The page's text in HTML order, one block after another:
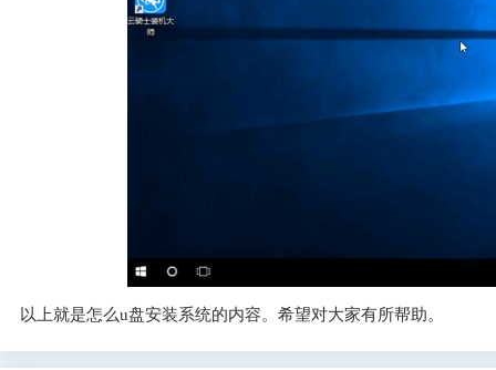
以上就是怎么u盘安装系统的内容。希望对大家有所帮助。